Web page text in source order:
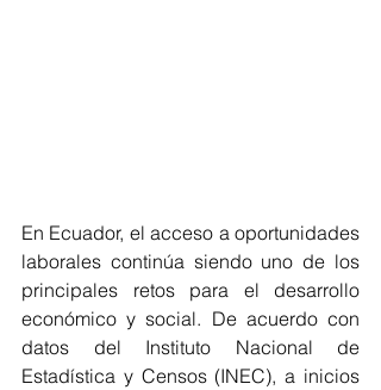
En Ecuador, el acceso a oportunidades
laborales continúa siendo uno de los
principales retos para el desarrollo
económico y social. De acuerdo con
datos del Instituto Nacional de
Estadística y Censos (INEC), a inicios